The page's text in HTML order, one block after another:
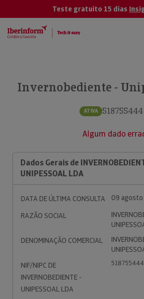
Teste gratuito 15 dias
Invernobediente -
ATIVA 518755444
Algum dado
Dados Gerais de
UNIPESSOAL LDA
DATA DE ÚLTIMA CONSULTA
09
RAZÃO SOCIAL
DENOMINAÇÃO COMERCIAL
NIF/NIPC DE
INVERNOBEDIENTE -
UNIPESSOAL LDA
518755444